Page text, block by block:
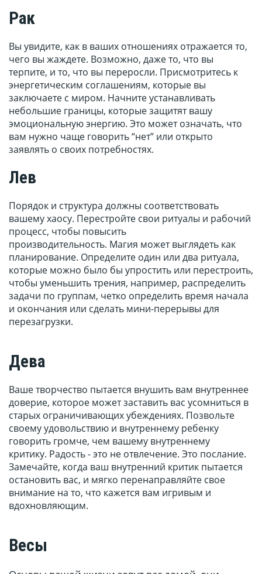
Рак
Вы увидите, как в ваших отношениях отражается то,
чего вы жаждете. Возможно, даже то, что вы
терпите, и то, что вы переросли. Присмотритесь к
энергетическим соглашениям, которые вы
заключаете с миром. Начните устанавливать
небольшие границы, которые защитят вашу
эмоциональную энергию. Это может означать, что
вам нужно чаще говорить “нет” или открыто
заявлять о своих потребностях.
Лев
Порядок и структура должны соответствовать
вашему хаосу. Перестройте свои ритуалы и рабочий
процесс, чтобы повысить
производительность. Магия может выглядеть как
планирование. Определите один или два ритуала,
которые можно было бы упростить или перестроить,
чтобы уменьшить трения, например, распределить
задачи по группам, четко определить время начала
и окончания или сделать мини-перерывы для
перезагрузки.
Дева
Ваше творчество пытается внушить вам внутреннее
доверие, которое может заставить вас усомниться в
старых ограничивающих убеждениях. Позвольте
своему удовольствию и внутреннему ребенку
говорить громче, чем вашему внутреннему
критику. Радость - это не отвлечение. Это послание.
Замечайте, когда ваш внутренний критик пытается
остановить вас, и мягко перенаправляйте свое
внимание на то, что кажется вам игривым и
вдохновляющим.
Весы